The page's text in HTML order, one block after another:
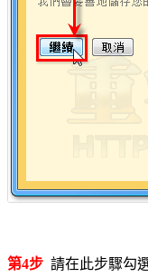
第4步 請在此步驟勾